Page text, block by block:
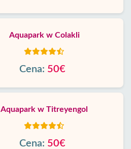
Aquapark w Colakli
Cena: 50€
Aquapark w Titreyengol
Cena: 50€